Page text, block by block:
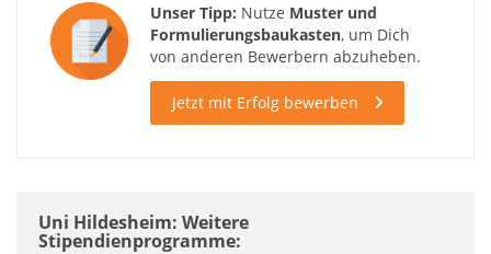
Unser Tipp: Nutze Muster und
Formulierungsbaukasten, um Dich
von anderen Bewerbern abzuheben.
Jetzt mit Erfolg bewerben
Uni Hildesheim: Weitere
Stipendienprogramme